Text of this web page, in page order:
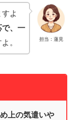
担当：蓮見
よ
で、一
。
上の気遣いや